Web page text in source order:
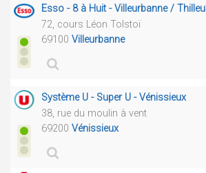
Esso - 8 à Huit - Villeurbanne / Thilleul
72, cours Léon Tolstoï
69100 Villeurbanne
Système U - Super U - Vénissieux
38, rue du moulin à vent
69200 Vénissieux